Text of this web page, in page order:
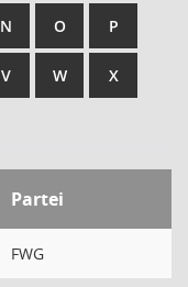
N O P
V W X
Partei
FWG